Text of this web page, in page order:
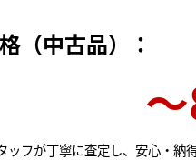
（中古品）：
ッフが丁寧に査定し、安心・納